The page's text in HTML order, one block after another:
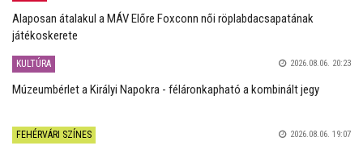
Alaposan átalakul a MÁV Előre Foxconn női röplabdacsapatának
játékoskerete
KULTÚRA 2026.08.06. 20:23
Múzeumbérlet a Királyi Napokra - féláronkapható a kombinált jegy
FEHÉRVÁRI SZÍNES 2026.08.06. 19:07